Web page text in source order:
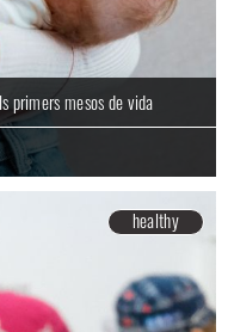
primers mesos de vida
healthy